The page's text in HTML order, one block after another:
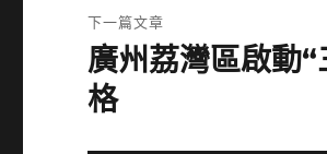
文
章:
下一篇文章
下
一
篇
文
廣州荔灣區啟動
格